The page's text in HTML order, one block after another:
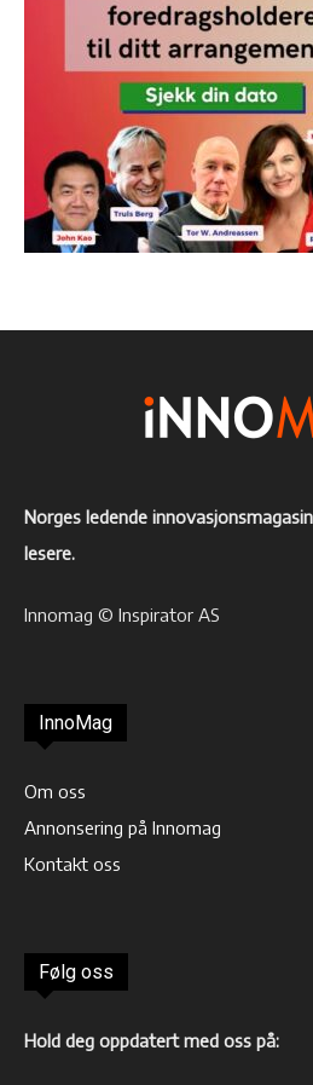
Norges ledende
lesere.
Innomag © Inspirator AS
InnoMag
Om oss
Annonsering på Innomag
Kontakt oss
Følg oss
Hold deg oppdatert med oss på: